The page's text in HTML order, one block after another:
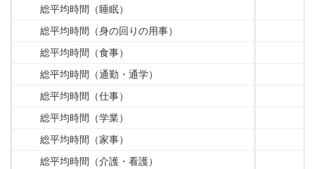
総平均時間（睡眠）
総平均時間（身の回りの用事）
総平均時間（食事）
総平均時間（通勤・通学）
総平均時間（仕事）
総平均時間（学業）
総平均時間（家事）
総平均時間（介護・看護）